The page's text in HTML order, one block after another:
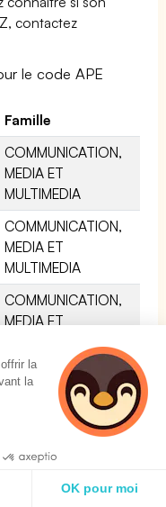
contactez
le code APE
Famille
COMMUNICATION,
MEDIA ET
MULTIMEDIA
COMMUNICATION,
MEDIA ET
MULTIMEDIA
COMMUNICATION,
MEDIA ET
COMMUNICATION,
MEDIA ET
MULTIMEDIA
MEDIA ET
MULTIMEDIA
la
la
OK pour moi